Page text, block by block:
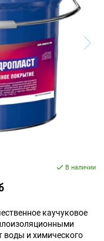
В наличии
каучуковое
воды и химического